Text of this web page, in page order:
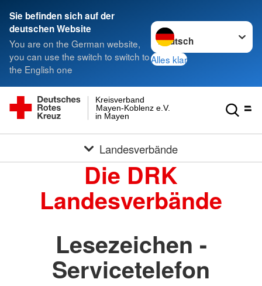
Sie befinden sich auf der
deutschen Website
You are on the German website,
you can use the switch to switch to
the English one
Sprache wechseln zu
Alles klar
in Mayen
Mayen-Koblenz e.V.
Kreisverband
Landesverbände
Die DRK
Landesverbände
Lesezeichen -
Servicetelefon